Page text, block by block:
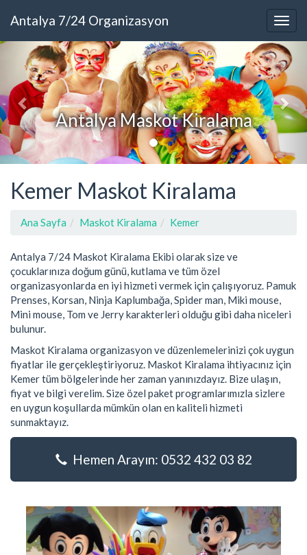
Antalya 7/24 Organizasyon
Antalya Maskot Kiralama
Kemer Maskot Kiralama
Ana Sayfa Maskot Kiralama Kemer
Antalya 7/24 Maskot Kiralama Ekibi olarak size ve
çocuklarınıza doğum günü, kutlama ve tüm özel
organizasyonlarda en iyi hizmeti vermek için çalışıyoruz. Pamuk
Prenses, Korsan, Ninja Kaplumbağa, Spider man, Miki mouse,
Mini mouse, Tom ve Jerry karakterleri olduğu gibi daha niceleri
bulunur.
Maskot Kiralama organizasyon ve düzenlemelerinizi çok uygun
fiyatlar ile gerçekleştiriyoruz. Maskot Kiralama ihtiyacınız için
Kemer tüm bölgelerinde her zaman yanınızdayız. Bize ulaşın,
fiyat ve bilgi verelim. Size özel paket programlarımızla sizlere
en uygun koşullarda mümkün olan en kaliteli hizmeti
sunmaktayız.
Hemen Arayın: 0532 432 03 82